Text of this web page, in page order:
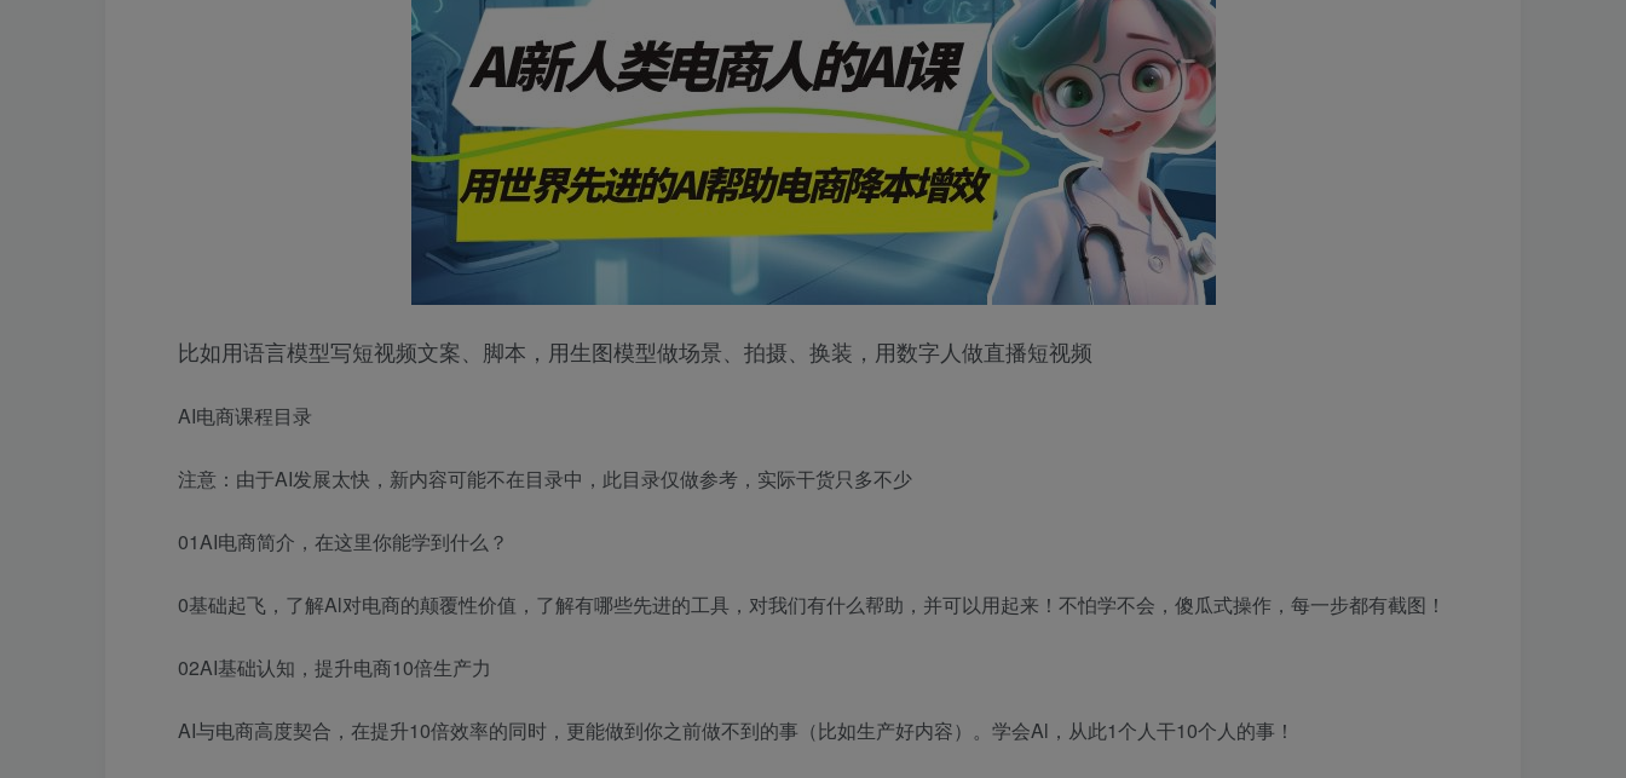
比如用语言模型写短视频文案、脚本，用生图模型做场景、拍摄、换装，用数字人做直播短视频
AI电商课程目录
注意：由于AI发展太快，新内容可能不在目录中，此目录仅做参考，实际干货只多不少
01AI电商简介，在这里你能学到什么？
0基础起飞，了解Al对电商的颠覆性价值，了解有哪些先进的工具，对我们有什么帮助，并可以用起来！不怕学不会，傻瓜式操作，每一步都有截图！
02AI基础认知，提升电商10倍生产力
AI与电商高度契合，在提升10倍效率的同时，更能做到你之前做不到的事（比如生产好内容）。学会Al，从此1个人干10个人的事！